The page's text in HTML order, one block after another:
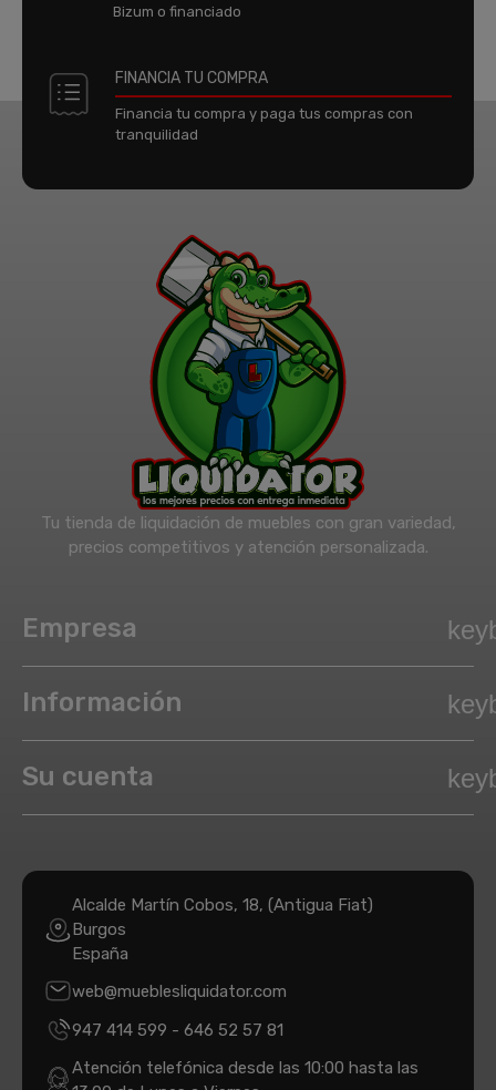
Bizum o financiado
FINANCIA TU COMPRA
Financia tu compra y paga tus compras con
tranquilidad
Tu tienda de liquidación de muebles con gran variedad,
precios competitivos y atención personalizada.
Empresa
Información
Su cuenta
Alcalde Martín Cobos, 18, (Antigua Fiat)
Burgos
España
web@mueblesliquidator.com
947 414 599 - 646 52 57 81
Atención telefónica desde las 10:00 hasta las